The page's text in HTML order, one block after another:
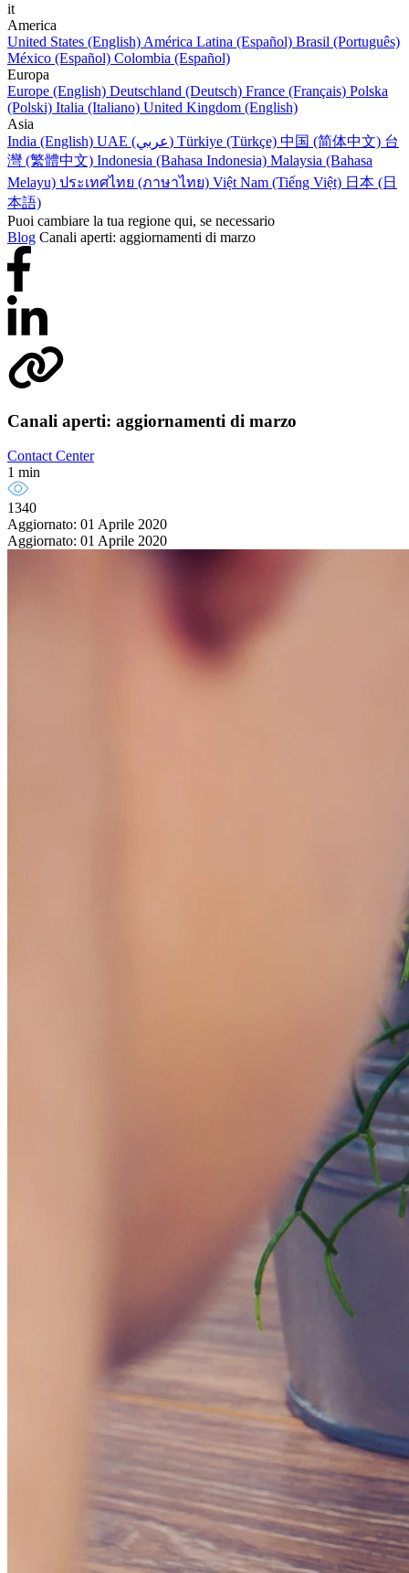
it
America
United States (English) América Latina (Español) Brasil (Português)
México (Español) Colombia (Español)
Europa
Europe (English) Deutschland (Deutsch) France (Français) Polska
(Polski) Italia (Italiano) United Kingdom (English)
Asia
India (English)
UAE (عربي) Türkiye (Türkçe) 中国 (简体中文) 台
灣 (繁體中文) Indonesia (Bahasa Indonesia) Malaysia (Bahasa
Melayu) ประเทศไทย (ภาษาไทย) Việt Nam (Tiếng Việt) 日本 (日
本語)
Puoi cambiare la tua regione qui, se necessario
Blog Canali aperti: aggiornamenti di marzo
Canali aperti: aggiornamenti di marzo
Contact Center
1 min
1340
Aggiornato: 01 Aprile 2020
Aggiornato: 01 Aprile 2020